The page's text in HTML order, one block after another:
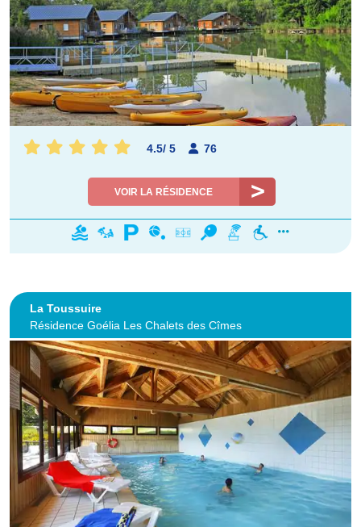
4.5/ 5 76
VOIR LA RÉSIDENCE
La Toussuire
Résidence Goélia Les Chalets des Cîmes